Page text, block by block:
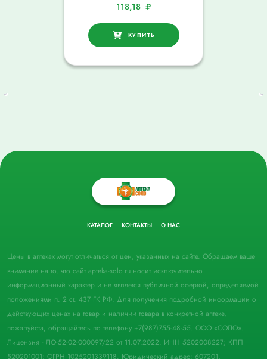
118,18 ₽
КУПИТЬ
КАТАЛОГ КОНТАКТЫ О НАС
Цены в аптеках могут отличаться от цен, указанных на сайте. Обращаем ваше
внимание на то, что сайт apteka-solo.ru носит исключительно
информационный характер и не является публичной офертой, определяемой
положениями п. 2 ст. 437 ГК РФ. Для получения подробной информации о
действующих ценах на товар и наличии товара в конкретной аптеке,
пожалуйста, обращайтесь по телефону +7(987)755-48-55. ООО «СОЛО».
Лицензия - ЛО-52-02-000097/22 от 11.07.2022. ИНН 5202008227; КПП
520201001; ОГРН 1025201339118. Юридический адрес: 607201,